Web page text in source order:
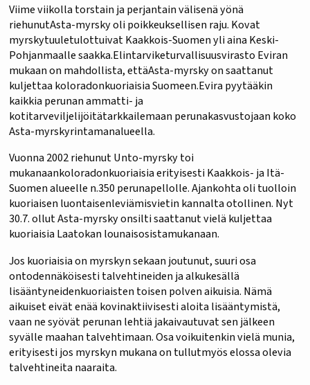
Viime viikolla torstain ja perjantain välisenä yönä
riehunutAsta-myrsky oli poikkeuksellisen raju. Kovat
myrskytuuletulottuivat Kaakkois-Suomen yli aina Keski-
Pohjanmaalle saakka.Elintarviketurvallisuusvirasto Eviran
mukaan on mahdollista, ettäAsta-myrsky on saattanut
kuljettaa koloradonkuoriaisia Suomeen.Evira pyytääkin
kaikkia perunan ammatti- ja
kotitarveviljelijöitätarkkailemaan perunakasvustojaan koko
Asta-myrskyrintamanalueella.
Vuonna 2002 riehunut Unto-myrsky toi
mukanaankoloradonkuoriaisia erityisesti Kaakkois- ja Itä-
Suomen alueelle n.350 perunapellolle. Ajankohta oli tuolloin
kuoriaisen luontaisenleviämisvietin kannalta otollinen. Nyt
30.7. ollut Asta-myrsky onsilti saattanut vielä kuljettaa
kuoriaisia Laatokan lounaisosistamukanaan.
Jos kuoriaisia on myrskyn sekaan joutunut, suuri osa
ontodennäköisesti talvehtineiden ja alkukesällä
lisääntyneidenkuoriaisten toisen polven aikuisia. Nämä
aikuiset eivät enää kovinaktiivisesti aloita lisääntymistä,
vaan ne syövät perunan lehtiä jakaivautuvat sen jälkeen
syvälle maahan talvehtimaan. Osa voikuitenkin vielä munia,
erityisesti jos myrskyn mukana on tullutmyös elossa olevia
talvehtineita naaraita.